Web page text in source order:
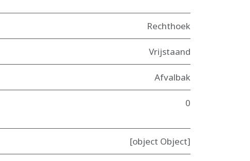
Rechthoek
Vrijstaand
Afvalbak
0
[object Object]